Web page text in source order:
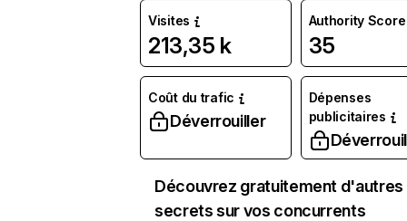
Visites
213,35 k
Authority Score
35
Coût du trafic
Déverrouiller
Dépenses
publicitaires
Découvrez gratuitement d'autres
secrets sur vos concurrents